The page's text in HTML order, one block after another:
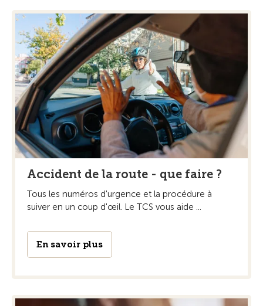
Accident de la route - que faire ?
Tous les numéros d'urgence et la procédure à
suiver en un coup d'œil. Le TCS vous aide ...
En savoir plus